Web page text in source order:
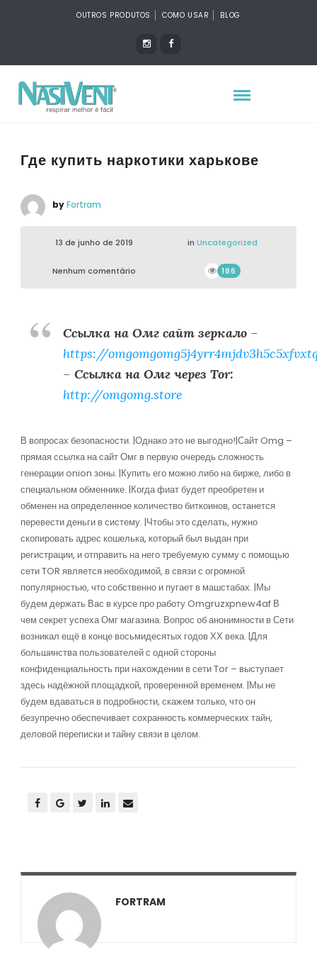
OUTROS PRODUTOS COMO USAR BLOG
Где купить наркотики харькове
byFortram
13 de junho de 2019 in Uncategorized
Nenhum comentário 186
Ссылка на Омг сайт зеркало–
https://
– Ссылка на Омг через Tor:
http://omgomg.store
В вопросах безопасности. |Однако это не выгодно!|Сайт Omg –
прямая ссылка на сайт Омг в первую очередь сложность
генерации onion зоны. |Купить его можно либо на бирже, либо в
специальном обменнике. |Когда фиат будет преобретен и
обменен на определенное количество биткоинов, останется
перевести деньги в систему. |Чтобы это сделать, нужно
скопировать адрес кошелька, который был выдан при
регистрации, и отправить на него требуемую сумму с помощью
сети TOR является необходимой, в связи с огромной
популярностью, что собственно и пугает в машстабах. |Мы
будем держать Вас в курсе про работу Omgruzxpnew4af В
чем секрет успеха Омг магазина. Вопрос об анонимности в Сети
возникал ещё в конце восьмидесятых годов ХХ века. |Для
большинства пользователей с одной стороны
конфиденциальность при нахождении в сети Tor – выступает
здесь надёжной площадкой, проверенной временем. |Мы не
будем вдаваться в подробности, скажем только, что он
безупречно обеспечивает сохранность коммерческих тайн,
деловой переписки и тайну связи в целом.
FORTRAM